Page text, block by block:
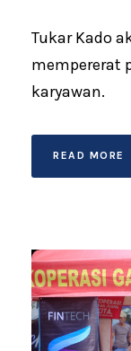
Tukar Kado
mempererat
karyawan.
READ MORE